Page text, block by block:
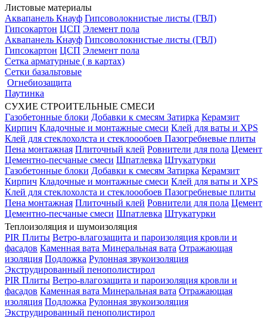
Листовые материалы
Аквапанель Кнауф Гипсоволокнистые листы (ГВЛ)
Гипсокартон ЦСП Элемент пола
Аквапанель Кнауф Гипсоволокнистые листы (ГВЛ)
Гипсокартон ЦСП Элемент пола
Сетка арматурные ( в картах)
Сетки базальтовые
Огнебиозащита
Паутинка
СУХИЕ СТРОИТЕЛЬНЫЕ СМЕСИ
Газобетонные блоки Добавки к смесям Затирка Керамзит
Кирпич Кладочные и монтажные смеси Клей для ваты и XPS
Клей для стеклохолста и стеклоообоев Пазогребневые плиты
Пена монтажная Плиточный клей Ровнители для пола Цемент
Цементно-песчаные смеси Шпатлевка Штукатурки
Газобетонные блоки Добавки к смесям Затирка Керамзит
Кирпич Кладочные и монтажные смеси Клей для ваты и XPS
Клей для стеклохолста и стеклоообоев Пазогребневые плиты
Пена монтажная Плиточный клей Ровнители для пола Цемент
Цементно-песчаные смеси Шпатлевка Штукатурки
Теплоизоляция и шумоизоляция
PIR Плиты Ветро-влагозащита и пароизоляция кровли и
фасадов Каменная вата Минеральная вата Отражающая
изоляция Подложка Рулонная звукоизоляция
Экструдированный пенополистирол
PIR Плиты Ветро-влагозащита и пароизоляция кровли и
фасадов Каменная вата Минеральная вата Отражающая
изоляция Подложка Рулонная звукоизоляция
Экструдированный пенополистирол